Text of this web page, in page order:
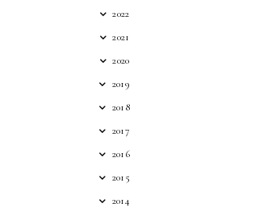
2022
2021
2020
2019
2018
2017
2016
2015
2014